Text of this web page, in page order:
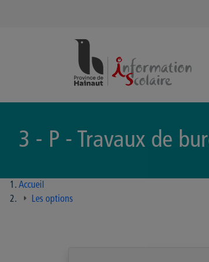
3 - P - Travaux de
Accueil
Les options